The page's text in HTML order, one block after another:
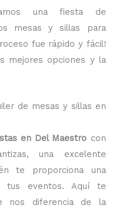
una fiesta de
mesas y sillas para
fue rápido y fácil!
mejores opciones y la
de mesas y sillas en
en Del Maestro con
una excelente
te proporciona una
tus eventos. Aquí te
nos diferencia de la